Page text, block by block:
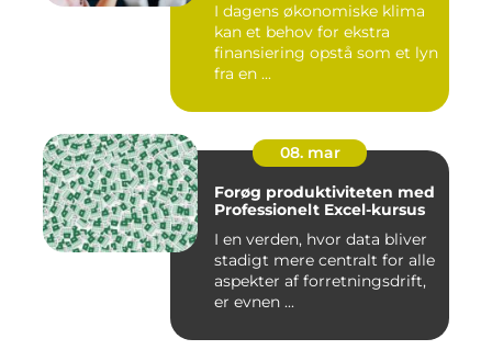
I dagens økonomiske klima
kan et behov for ekstra
finansiering opstå som et lyn
fra en ...
08. mar
Forøg produktiviteten med
Professionelt Excel-kursus
I en verden, hvor data bliver
stadigt mere centralt for alle
aspekter af forretningsdrift,
er evnen ...